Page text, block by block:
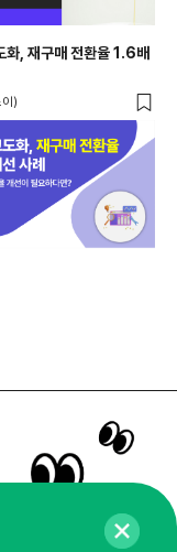
화, 재구매 전환율 1.6배
)